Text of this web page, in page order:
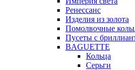
Ренессанс
Изделия из золота
Помолвочные
Пусеты с
BAGUETTE
Кольца
Серьги